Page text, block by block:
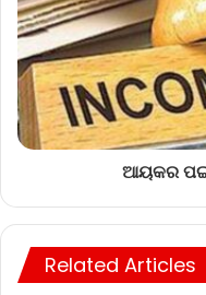
ଆୟକର
Related Articles